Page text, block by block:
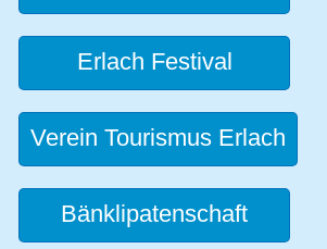
Erlach Festival
Verein Tourismus Erlach
Bänklipatenschaft